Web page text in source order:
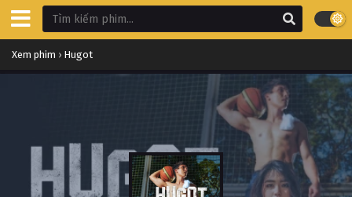
Xem phim › Hugot